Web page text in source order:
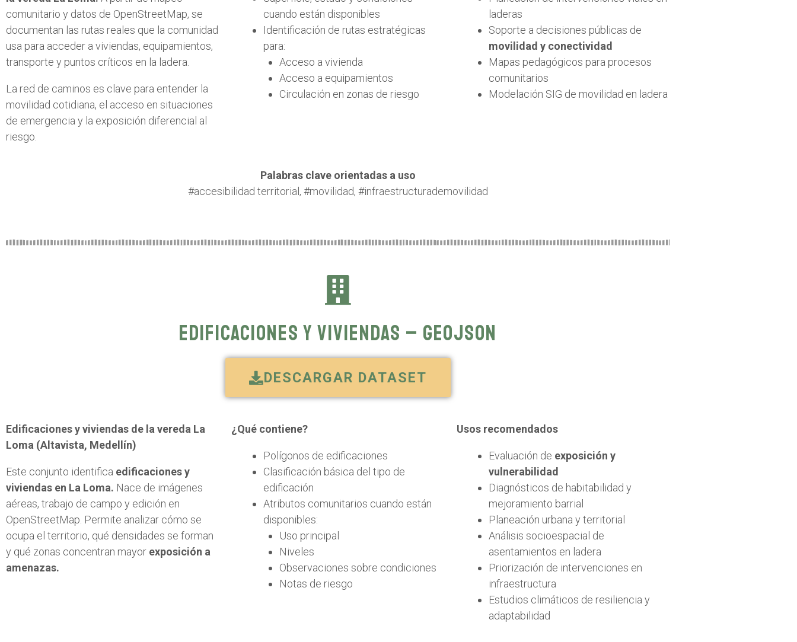
comunitario y datos de OpenStreetMap, se
documentan las rutas reales que la comunidad
usa para acceder a viviendas, equipamientos,
transporte y puntos críticos en la ladera.
La red de caminos es clave para entender la
movilidad cotidiana, el acceso en situaciones
de emergencia y la exposición diferencial al
riesgo.
cuando están disponibles
Identificación de rutas estratégicas
para:
Acceso a vivienda
Acceso a equipamientos
Circulación en zonas de riesgo
laderas
Soporte a decisiones públicas de
movilidad y conectividad
Mapas pedagógicos para procesos
comunitarios
Modelación SIG de movilidad en ladera
Palabras clave orientadas a uso
#accesibilidad territorial, #movilidad, #infraestructurademovilidad
Edificaciones y viviendas – GeoJSON
DESCARGAR DATASET
Edificaciones y viviendas de la vereda La
Loma (Altavista, Medellín)
Este conjunto identifica edificaciones y
viviendas en La Loma. Nace de imágenes
aéreas, trabajo de campo y edición en
OpenStreetMap. Permite analizar cómo se
ocupa el territorio, qué densidades se forman
y qué zonas concentran mayor exposición a
amenazas.
¿Qué contiene?
Polígonos de edificaciones
Clasificación básica del tipo de
edificación
Atributos comunitarios cuando están
disponibles:
Uso principal
Niveles
Observaciones sobre condiciones
Notas de riesgo
Usos recomendados
Evaluación de exposición y
vulnerabilidad
Diagnósticos de habitabilidad y
mejoramiento barrial
Planeación urbana y territorial
Análisis socioespacial de
asentamientos en ladera
Priorización de intervenciones en
infraestructura
Estudios climáticos de resiliencia y
adaptabilidad